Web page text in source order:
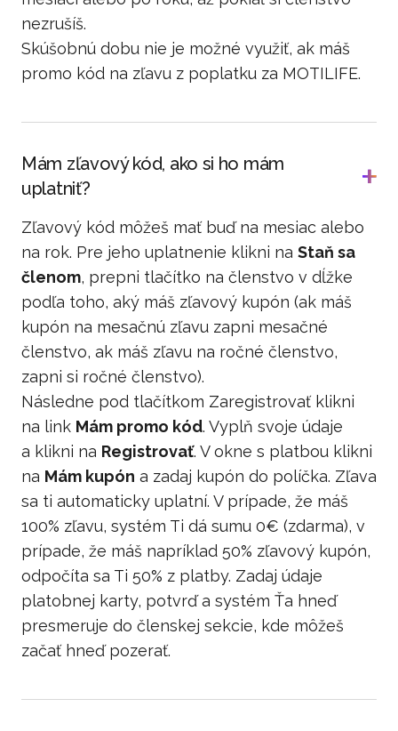
nezrušíš.
Skúšobnú dobu nie je možné využiť, ak máš
promo kód na zľavu z poplatku za MOTILIFE.
Mám zľavový kód, ako si ho mám
uplatniť?
Zľavový kód môžeš mať buď na mesiac alebo
na rok. Pre jeho uplatnenie klikni na Staň sa
členom, prepni tlačítko na členstvo v dĺžke
podľa toho, aký máš zľavový kupón (ak máš
kupón na mesačnú zľavu zapni mesačné
členstvo, ak máš zľavu na ročné členstvo,
zapni si ročné členstvo).
Následne pod tlačítkom Zaregistrovať klikni
na link Mám promo kód. Vyplň svoje údaje
a klikni na Registrovať. V okne s platbou klikni
na Mám kupón a zadaj kupón do políčka. Zľava
sa ti automaticky uplatní. V prípade, že máš
100% zľavu, systém Ti dá sumu 0€ (zdarma), v
prípade, že máš napríklad 50% zľavový kupón,
odpočíta sa Ti 50% z platby. Zadaj údaje
platobnej karty, potvrď a systém Ťa hneď
presmeruje do členskej sekcie, kde môžeš
začať hneď pozerať.